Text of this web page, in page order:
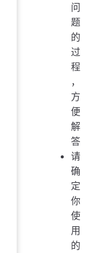
问
题
的
过
程
，
方
便
解
答
请
确
定
你
使
用
的